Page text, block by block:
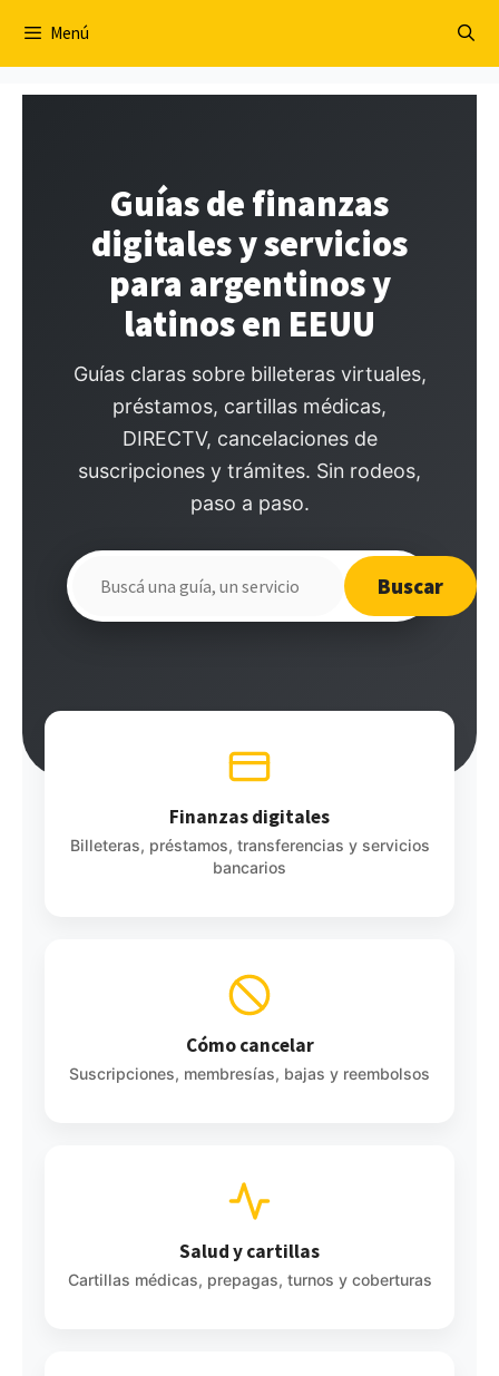
Menú
Guías de finanzas
digitales y servicios
para argentinos y
latinos en EEUU
Guías claras sobre billeteras virtuales,
préstamos, cartillas médicas,
DIRECTV, cancelaciones de
suscripciones y trámites. Sin rodeos,
paso a paso.
Buscar
en
Buscar
Finanzas digitales
Billeteras, préstamos, transferencias y servicios
bancarios
Cómo cancelar
Suscripciones, membresías, bajas y reembolsos
Salud y cartillas
Cartillas médicas, prepagas, turnos y coberturas